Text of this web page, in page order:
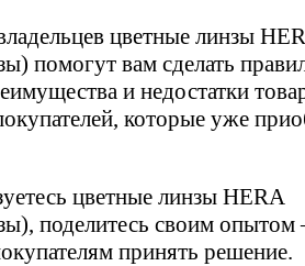
цветные линзы
помогут вам сделать
и недостатки
которые уже
цветные линзы HERA
поделитесь своим
принять решение.